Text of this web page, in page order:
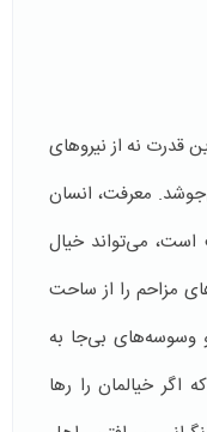
قدرت نه از نیروهای
معرفت، انسان
می‌تواند خیال
مزاحم را از ساحت
وسوسه‌های بی‌جا به
خیالمان را رها